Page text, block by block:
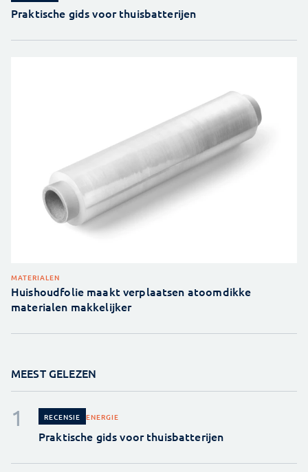
Praktische gids voor thuisbatterijen
MATERIALEN
Huishoudfolie maakt verplaatsen atoomdikke
materialen makkelijker
MEEST GELEZEN
RECENSIE ENERGIE
Praktische gids voor thuisbatterijen